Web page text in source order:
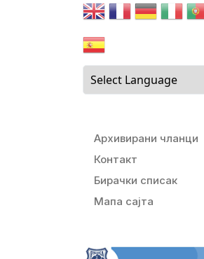
Архивирани чланци
Контакт
Бирачки списак
Мапа сајта